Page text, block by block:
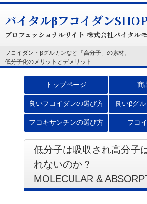
バイタルβフコイダンSHOP
プロフェッショナルサイト 株式会社バイタル
フコイダン・βグルカンなど「高分子」の素材。
低分子化のメリットとデメリット
トップページ 商
良いフコイダンの選び方 良いβグ
フコキサンチンの選び方 フコ
低分子は吸収され高分子
れないのか？
MOLECULAR &